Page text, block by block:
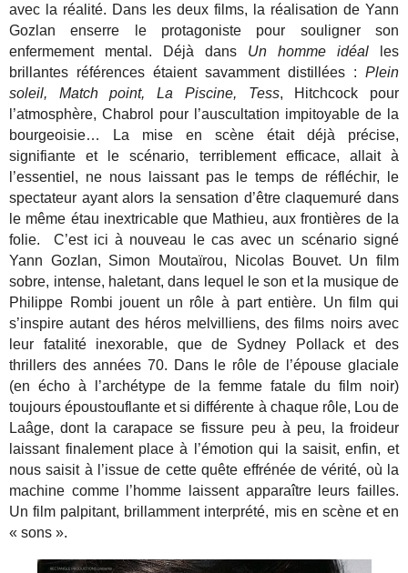
avec la réalité. Dans les deux films, la réalisation de Yann
Gozlan enserre le protagoniste pour souligner son
enfermement mental. Déjà dans Un homme idéalles
brillantes références étaient savamment distillées : Plein
soleil, Match point, La Piscine, Tess, Hitchcock pour
l’atmosphère, Chabrol pour l’auscultation impitoyable de la
bourgeoisie… La mise en scène était déjà précise,
signifiante et le scénario, terriblement efficace, allait à
l’essentiel, ne nous laissant pas le temps de réfléchir, le
spectateur ayant alors la sensation d’être claquemuré dans
le même étau inextricable que Mathieu, aux frontières de la
folie. C’est ici à nouveau le cas avec un scénario signé
Yann Gozlan, Simon Moutaïrou, Nicolas Bouvet. Un film
sobre, intense, haletant, dans lequel le son et la musique de
Philippe Rombi jouent un rôle à part entière. Un film qui
s’inspire autant des héros melvilliens, des films noirs avec
leur fatalité inexorable, que de Sydney Pollack et des
thrillers des années 70. Dans le rôle de l’épouse glaciale
(en écho à l’archétype de la femme fatale du film noir)
toujours époustouflante et si différente à chaque rôle, Lou de
Laâge, dont la carapace se fissure peu à peu, la froideur
laissant finalement place à l’émotion qui la saisit, enfin, et
nous saisit à l’issue de cette quête effrénée de vérité, où la
machine comme l’homme laissent apparaître leurs failles.
Un film palpitant, brillamment interprété, mis en scène et en
« sons ».